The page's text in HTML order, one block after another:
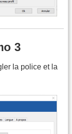
3
la police et la